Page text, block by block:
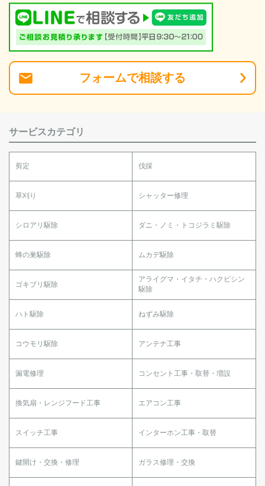
フォームで相談する
サービスカテゴリ
剪定 伐採
草刈り シャッター修理
シロアリ駆除 ダニ・ノミ・トコジラミ駆除
蜂の巣駆除 ムカデ駆除
ゴキブリ駆除
アライグマ・イタチ・ハクビシン
駆除
ハト駆除 ねずみ駆除
コウモリ駆除 アンテナ工事
漏電修理 コンセント工事・取替・増設
換気扇・レンジフード工事 エアコン工事
スイッチ工事 インターホン工事・取替
鍵開け・交換・修理 ガラス修理・交換